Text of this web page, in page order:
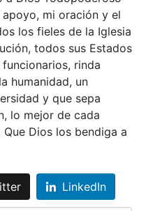
mi oración y el
los fieles de la Iglesia
todos sus Estados
rinda
humanidad, un
y que sepa
lo mejor de cada
Dios los bendiga a
LinkedIn